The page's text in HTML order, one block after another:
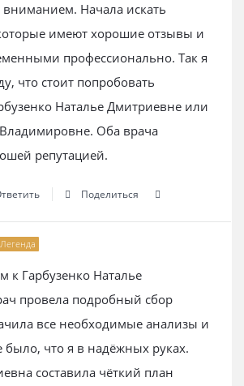
вниманием. Начала искать
имеют хорошие отзывы и
профессионально. Так я
что стоит попробовать
Наталье Дмитриевне или
Оба врача
репутацией.
Поделиться
Легенда
к Гарбузенко Наталье
провела подробный сбор
все необходимые анализы и
что я в надёжных руках.
составила чёткий план